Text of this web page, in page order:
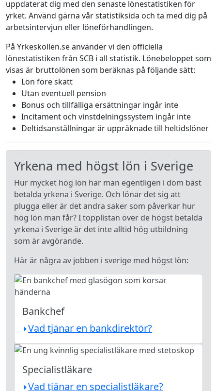
uppdaterat dig med den senaste lönestatistiken för
yrket. Använd gärna vår statistiksida och ta med dig på
arbetsintervjun eller löneförhandlingen.
På Yrkeskollen.se använder vi den officiella
lönestatistiken från SCB i all statistik. Lönebeloppet som
visas är bruttolönen som beräknas på följande sätt:
Lön före skatt
Utan eventuell pension
Bonus och tillfälliga ersättningar ingår inte
Incitament och vinstdelningssystem ingår inte
Deltidsanställningar är uppräknade till heltidslöner
Yrkena med högst lön i Sverige
Hur mycket hög lön har man egentligen i dom bäst
betalda yrkena i Sverige. Och lönar det sig att
plugga eller är det andra saker som påverkar hur
hög lön man får? I topplistan över de högst betalda
yrkena i Sverige är det inte alltid hög utbildning
som är avgörande.
Här är några av jobben i sverige med högst lön:
Bankchef
Vad tjänar en bankdirektör?
Specialistläkare
Vad tjänar en specialistläkare?